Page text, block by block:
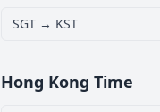
SGT → KST
Hong Kong Time